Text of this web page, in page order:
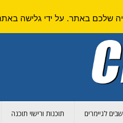
לגיימרים תוכנות ורישוי תוכנה